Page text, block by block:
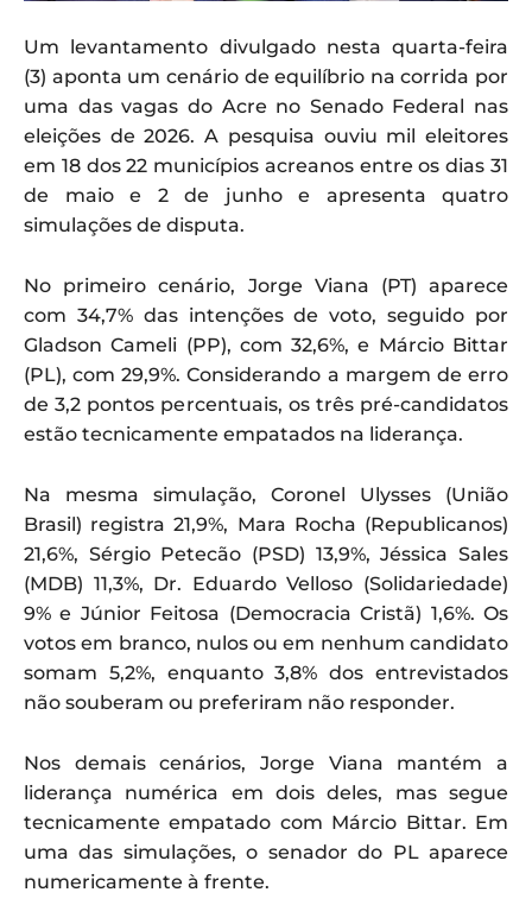
Um levantamento divulgado nesta quarta-feira
(3) aponta um cenário de equilíbrio na corrida por
uma das vagas do Acre no Senado Federal nas
eleições de 2026. A pesquisa ouviu mil eleitores
em 18 dos 22 municípios acreanos entre os dias 31
de maio e 2 de junho e apresenta quatro
simulações de disputa.
No primeiro cenário, Jorge Viana (PT) aparece
com 34,7% das intenções de voto, seguido por
Gladson Cameli (PP), com 32,6%, e Márcio Bittar
(PL), com 29,9%. Considerando a margem de erro
de 3,2 pontos percentuais, os três pré-candidatos
estão tecnicamente empatados na liderança.
Na mesma simulação, Coronel Ulysses (União
Brasil) registra 21,9%, Mara Rocha (Republicanos)
21,6%, Sérgio Petecão (PSD) 13,9%, Jéssica Sales
(MDB) 11,3%, Dr. Eduardo Velloso (Solidariedade)
9% e Júnior Feitosa (Democracia Cristã) 1,6%. Os
votos em branco, nulos ou em nenhum candidato
somam 5,2%, enquanto 3,8% dos entrevistados
não souberam ou preferiram não responder.
Nos demais cenários, Jorge Viana mantém a
liderança numérica em dois deles, mas segue
tecnicamente empatado com Márcio Bittar. Em
uma das simulações, o senador do PL aparece
numericamente à frente.